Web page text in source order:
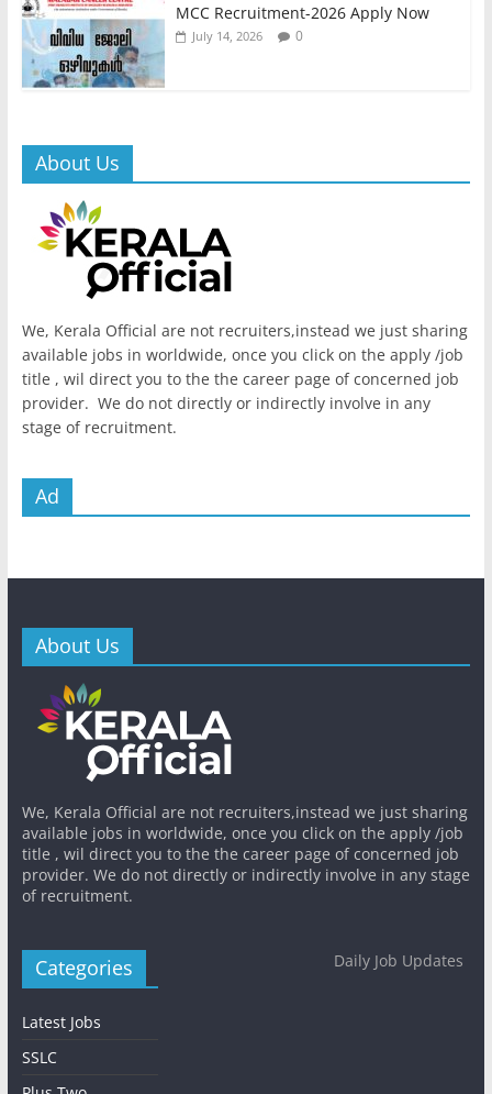
MCC Recruitment-2026 Apply Now
July 14, 2026 0
About Us
We, Kerala Official are not recruiters,instead we just sharing
available jobs in worldwide, once you click on the apply /job
title , wil direct you to the the career page of concerned job
provider. We do not directly or indirectly involve in any
stage of recruitment.
Ad
About Us
We, Kerala Official are not recruiters,instead we just sharing
available jobs in worldwide, once you click on the apply /job
title , wil direct you to the the career page of concerned job
provider. We do not directly or indirectly involve in any stage
of recruitment.
Categories
Latest Jobs
SSLC
Daily Job Updates